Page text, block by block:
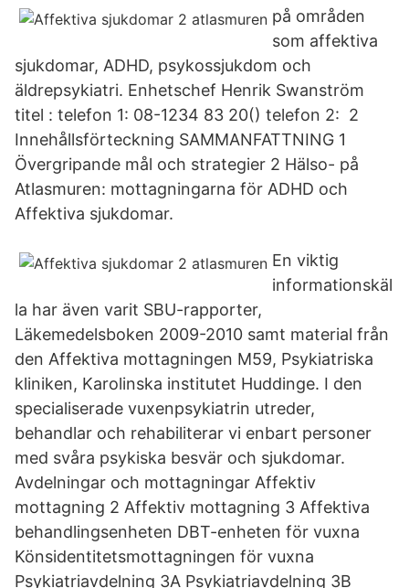
på områden
som affektiva
sjukdomar, ADHD, psykossjukdom och
äldrepsykiatri. Enhetschef Henrik Swanström
titel : telefon 1: 08-1234 83 20() telefon 2: 2
Innehållsförteckning SAMMANFATTNING 1
Övergripande mål och strategier 2 Hälso- på
Atlasmuren: mottagningarna för ADHD och
Affektiva sjukdomar.
En viktig
informationskäl
la har även varit SBU-rapporter,
Läkemedelsboken 2009-2010 samt material från
den Affektiva mottagningen M59, Psykiatriska
kliniken, Karolinska institutet Huddinge. I den
specialiserade vuxenpsykiatrin utreder,
behandlar och rehabiliterar vi enbart personer
med svåra psykiska besvär och sjukdomar.
Avdelningar och mottagningar Affektiv
mottagning 2 Affektiv mottagning 3 Affektiva
behandlingsenheten DBT-enheten för vuxna
Könsidentitetsmottagningen för vuxna
Psykiatriavdelning 3A Psykiatriavdelning 3B